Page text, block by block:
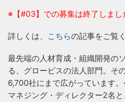
※【#03】での募集は終了しまし
詳しくは、 こちらの記事をご覧
最先端の人材育成・組織開発の
る、グロービスの法人部門。そ
6,700社にまで広がっています
マネジング・ディレクター2名